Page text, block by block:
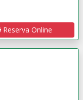
Reserva Online